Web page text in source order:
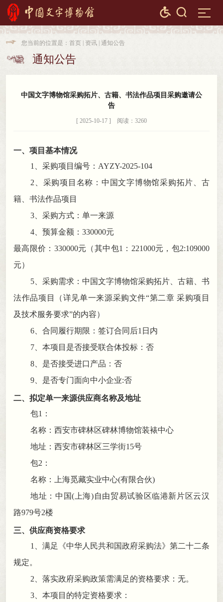
 
 通知公告
 您当前的位置是： 首页 资讯 通知公告
中国文字博物馆采购拓片、古籍、书法作品项目采购邀请公
告
[ 2025-10-17 ] 阅读：3260
一、项目基本情况
1、采购项目编号： AYZY-2025-104
2、采购项目名称： 中国文字博物馆采购拓片、古
籍、书法作品项目
3、采购方式： 单一来源
4、预算金额： 330000元
最高限价： 330000元 （其中包1：221000元 ， 包2:109000
元）
5、采购需求： 中国文字博物馆采购拓片、古籍、书
法作品项目
（详见单一来源采购文件“第二章采购项目
及技术服务要求”的内容）
6、合同履行期限 ： 签订合同后1 日内
7、本项目是否接受联合体投标：否
8、是否接受进口产品：否
9、是否专门面向中小企业:否
二、拟定单一来源供应商名称及地址
包1：
名称：西安市碑林区碑林博物馆装裱中心
地址：西安市碑林区三学街15号
包2：
名称：上海觅藏实业中心(有限合伙)
地址：中国(上海)自由贸易试验区临港新片区云汉
路979号2楼
三、 供应商资格要求
1、满足《中华人民共和国政府采购法》第二十二条
规定。
2、落实政府采购政策需满足的资格要求：无。
3、本项目的特定资格要求：